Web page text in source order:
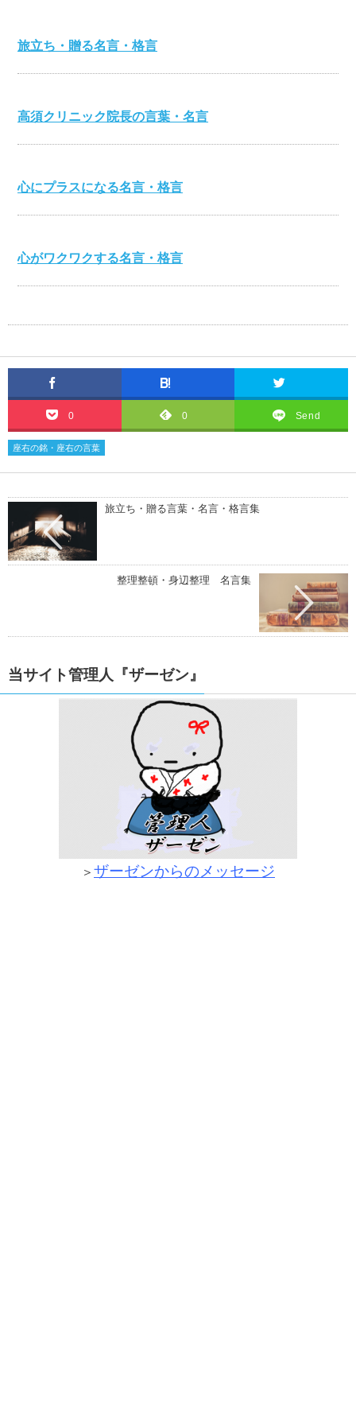
旅立ち・贈る名言・格言
高須クリニック院長の言葉・名言
心にプラスになる名言・格言
心がワクワクする名言・格言
伊集院静の名言・格言
自分が強くなる名言・格言
マザーテレサの名言・格言
貧乏を支える名言・格言
松下幸之助の名言・格言
0 0 Send
座右の銘・座右の言葉
旅立ち・贈る言葉・名言・格言集
整理整頓・身辺整理 名言集
当サイト管理人『ザーゼン』
＞ ザーゼンからのメッセージ